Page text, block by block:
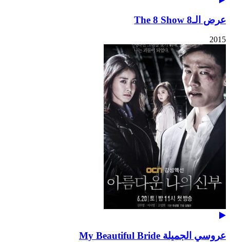
عرض الـ8 The 8 Show
2015
عروسي الجميلة My Beautiful Bride